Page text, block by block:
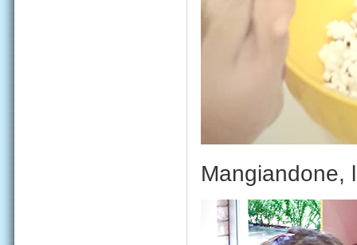
Mangiandone,